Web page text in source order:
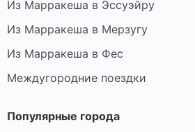
Из Марракеша в Эссуэйру
Из Марракеша в Мерзугу
Из Марракеша в Фес
Междугородние поездки
Популярные города